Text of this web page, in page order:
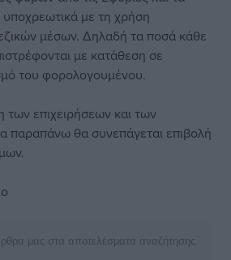
υποχρεωτικά με τη χρήση
μέσων. Δηλαδή τα ποσά κάθε
με κατάθεση σε
του φορολογουμένου.
επιχειρήσεων και των
παραπάνω θα συνεπάγεται επιβολή
μας στα αποτελέσματα αναζήτησης